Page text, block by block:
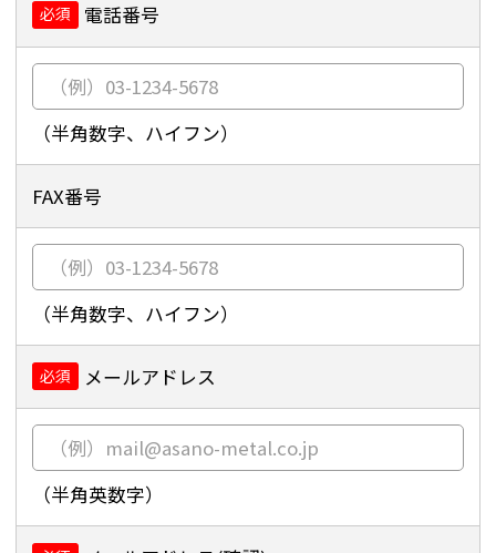
必須 電話番号
（半角数字、ハイフン）
FAX番号
（半角数字、ハイフン）
必須 メールアドレス
（半角英数字）